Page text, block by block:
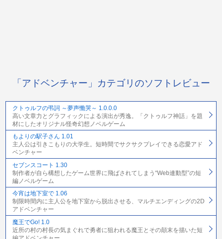
「アドベンチャー」カテゴリのソフトレビュー
クトゥルフの弔詞 ～夢声慟哭～ 1.0.0.0
高い文章力とグラフィックによる演出が秀逸。「クトゥルフ神話」を題
材にしたオリジナル怪奇幻想ノベルゲーム
もよりの駅子さん 1.01
主人公は引きこもりの大学生。短時間でサクサクプレイできる恋愛アド
ベンチャー
セブンスコート 1.30
制作者が自ら構想したゲーム世界に飛ばされてしまう“Web連動型”の短
編ノベルゲーム
今宵は地下室で 1.06
制限時間内に主人公を地下室から脱出させる、マルチエンディングの2D
アドベンチャー
魔王でGo! 1.0
近所の村の村長の気まぐれで勇者に狙われる魔王とその顛末を描いた短